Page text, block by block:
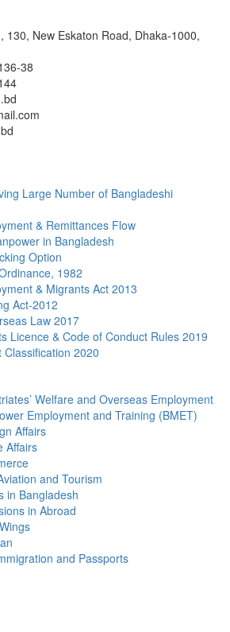
130, New Eskaton Road, Dhaka-1000,
38
Large Number of Bangladeshi
& Remittances Flow
in Bangladesh
Option
1982
& Migrants Act 2013
Act-2012
Law 2017
Licence & Code of Conduct Rules 2019
Classification 2020
Welfare and Overseas Employment
Employment and Training (BMET)
Affairs
Affairs
and Tourism
in Bangladesh
in Abroad
and Passports